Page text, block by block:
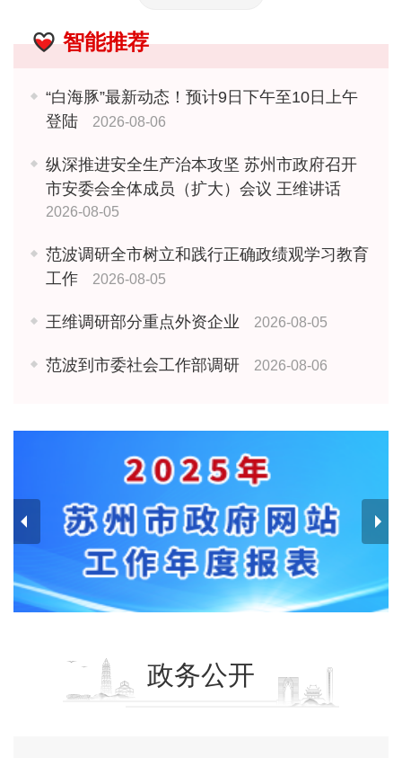
智能推荐
“白海豚”最新动态！预计9日下午至10日上午
登陆
2026-08-06
纵深推进安全生产治本攻坚 苏州市政府召开
市安委会全体成员（扩大）会议 王维讲话
2026-08-05
范波调研全市树立和践行正确政绩观学习教育
工作
2026-08-05
王维调研部分重点外资企业 2026-08-05
范波到市委社会工作部调研 2026-08-06
政务公开